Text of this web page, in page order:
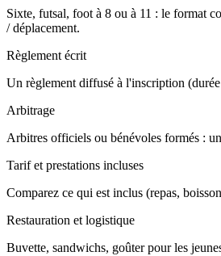
Sixte, futsal, foot à 8 ou à 11 : le format
/ déplacement.
Règlement écrit
Un règlement diffusé à l'inscription
Arbitrage
Arbitres officiels ou bénévoles formés :
Tarif et prestations incluses
Comparez ce qui est inclus (repas,
Restauration et logistique
Buvette, sandwichs, goûter pour les